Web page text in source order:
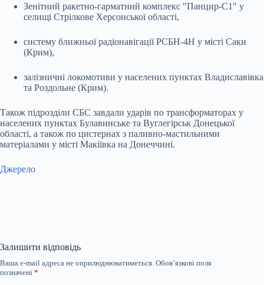
Зенітний ракетно-гарматний комплекс "Панцир-С1" у
селищі Стрілкове Херсонської області,
систему ближньої радіонавігації РСБН-4Н у місті Саки
(Крим),
залізничні локомотиви у населених пунктах Владиславівка
та Роздольне (Крим).
Також підрозділи СБС завдали ударів по трансформаторах у
населених пунктах Булавинське та Вуглегірськ Донецької
області, а також по цистернах з паливно-мастильними
матеріалами у місті Макіївка на Донеччині.
Джерело
Залишити відповідь
Ваша e-mail адреса не оприлюднюватиметься. Обов’язкові поля
позначені *